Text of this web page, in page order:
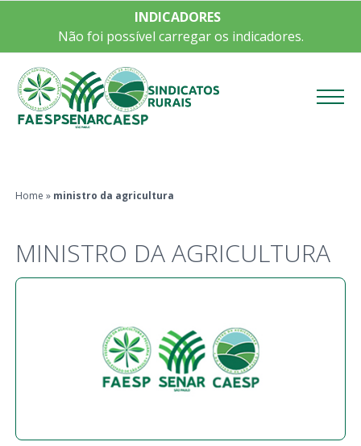
INDICADORES
Não foi possível carregar os indicadores.
Home » ministro da agricultura
MINISTRO DA AGRICULTURA